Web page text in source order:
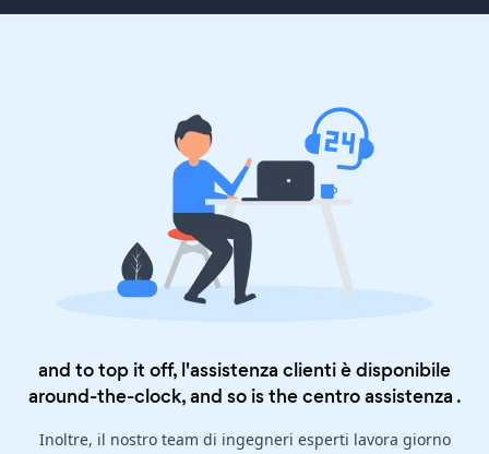
and to top it off, l'assistenza clienti è disponibile
around-the-clock, and so is thecentro assistenza .
Inoltre, il nostro team di ingegneri esperti lavora giorno